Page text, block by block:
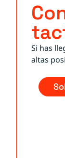
Si has
altas